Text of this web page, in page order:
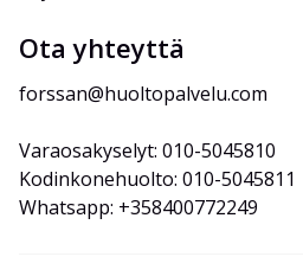
Ota yhteyttä
forssan@huoltopalvelu.com
Varaosakyselyt: 010-5045810
Kodinkonehuolto: 010-5045811
Whatsapp: +358400772249